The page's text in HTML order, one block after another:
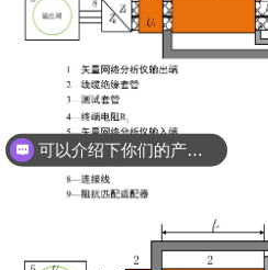
可以介绍下你们的产品么？